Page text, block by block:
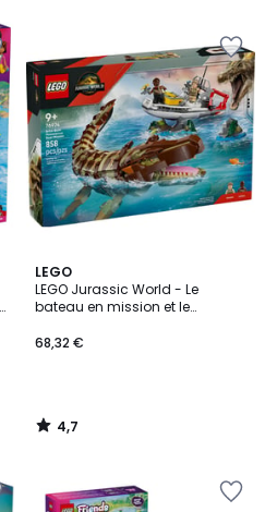
LEGO
LEGO Jurassic World - Le
bateau en mission et le
68,32 €
4,7
/ 5
4,7
/